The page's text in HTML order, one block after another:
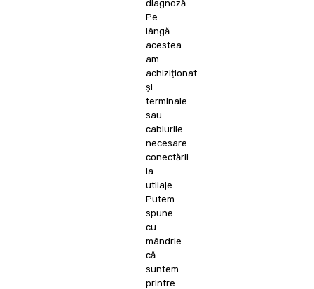
diagnoză.
Pe
lângă
acestea
am
achiziționat
și
terminale
sau
cablurile
necesare
conectării
la
utilaje.
Putem
spune
cu
mândrie
că
suntem
printre